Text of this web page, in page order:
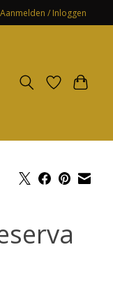
Aanmelden / Inloggen